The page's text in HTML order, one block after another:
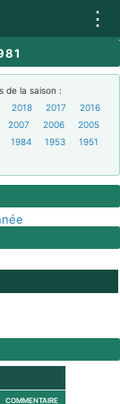
⋮
de la saison :
2018 2017
2016
2007 2006
2005
1984 1953
1951
COMMENTAIRE